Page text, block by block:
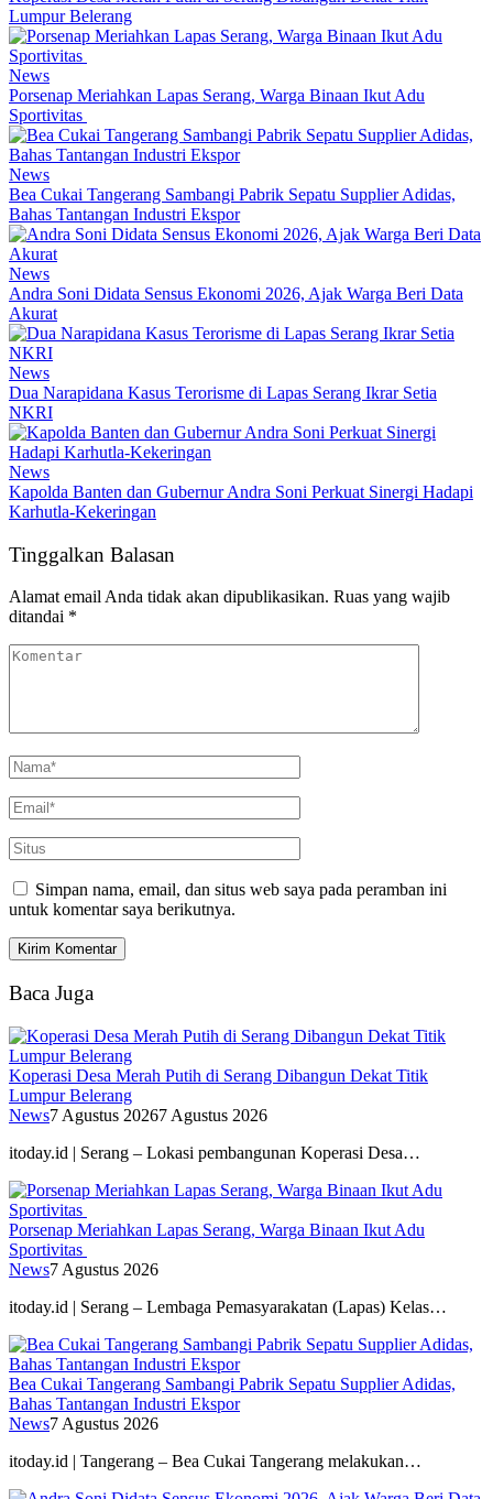
Lumpur Belerang
News
Porsenap Meriahkan Lapas Serang, Warga Binaan Ikut Adu
Sportivitas
News
Bea Cukai Tangerang Sambangi Pabrik Sepatu Supplier Adidas,
Bahas Tantangan Industri Ekspor
News
Andra Soni Didata Sensus Ekonomi 2026, Ajak Warga Beri Data
Akurat
News
Dua Narapidana Kasus Terorisme di Lapas Serang Ikrar Setia
NKRI
News
Kapolda Banten dan Gubernur Andra Soni Perkuat Sinergi Hadapi
Karhutla-Kekeringan
Tinggalkan Balasan
Alamat email Anda tidak akan dipublikasikan. Ruas yang wajib
ditandai *
Simpan nama, email, dan situs web saya pada peramban ini
untuk komentar saya berikutnya.
Baca Juga
Koperasi Desa Merah Putih di Serang Dibangun Dekat Titik
Lumpur Belerang
News7 Agustus 20267 Agustus 2026
itoday.id | Serang – Lokasi pembangunan Koperasi Desa…
Porsenap Meriahkan Lapas Serang, Warga Binaan Ikut Adu
Sportivitas
News7 Agustus 2026
itoday.id | Serang – Lembaga Pemasyarakatan (Lapas) Kelas…
Bea Cukai Tangerang Sambangi Pabrik Sepatu Supplier Adidas,
Bahas Tantangan Industri Ekspor
News7 Agustus 2026
itoday.id | Tangerang – Bea Cukai Tangerang melakukan…